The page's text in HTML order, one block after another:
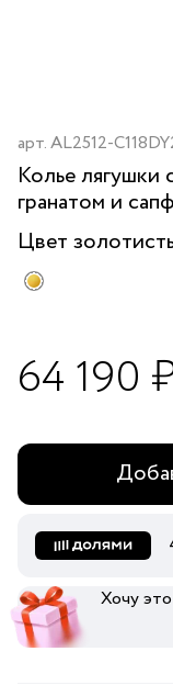
арт.AL2512-
Колье лягушки
гранатом и
Цвет
64 190
Хочу